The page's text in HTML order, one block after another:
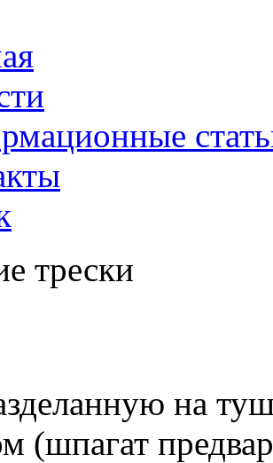
трески
на
(шпагат